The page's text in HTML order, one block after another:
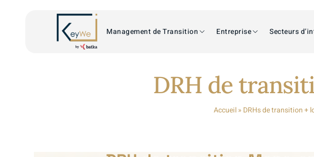
Management de Transition Entreprise Secteurs
DRH de
Accueil» DRHs de transition +